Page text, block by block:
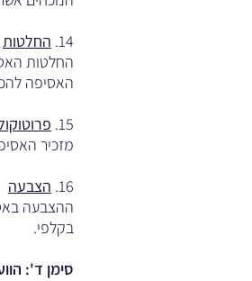
14. החלטות
החלטות
האסיפה
15.
מזכיר
16. הצבעה
ההצבעה
בקלפי.
סימן ד':